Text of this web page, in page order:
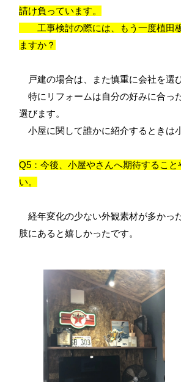
請け負っています。
工事検討の際には、もう一度植田
ますか？
戸建の場合は、また慎重に会社を選
特にリフォームは自分の好みに合っ
選びます。
小屋に関して誰かに紹介するときは
Q5：今後、小屋やさんへ期待するこ
い。
経年変化の少ない外観素材が多かっ
肢にあると嬉しかったです。